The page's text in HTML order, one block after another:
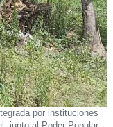
por instituciones